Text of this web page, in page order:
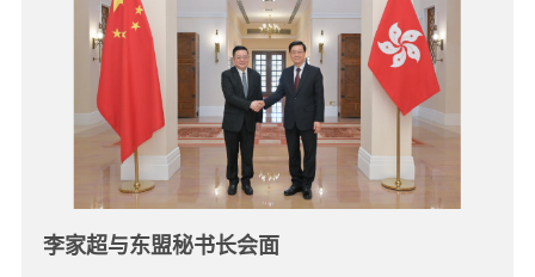
李家超与东盟秘书长会面